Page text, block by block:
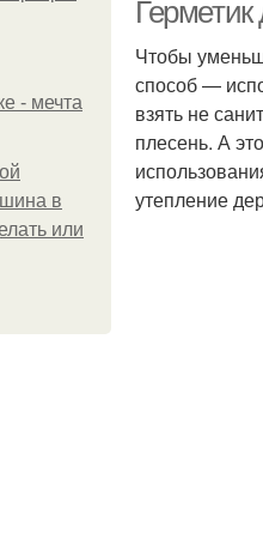
- мечта
в
или
Чтобы
способ —
взять не
плесень. А
утепление